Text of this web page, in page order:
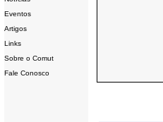
Eventos
Artigos
Links
Sobre o Comut
Fale Conosco